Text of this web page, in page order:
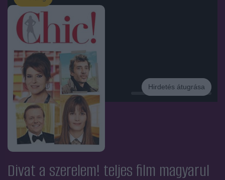
Hirdetés
Hirdetés átugrása
Divat a szerelem! teljes film magyarul